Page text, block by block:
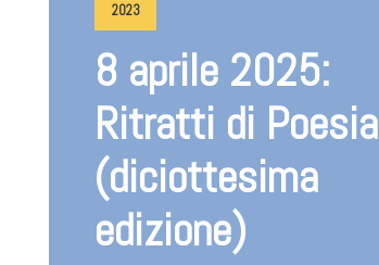
2023
8 aprile 2025:
Ritratti di Poesia
(diciottesima
edizione)